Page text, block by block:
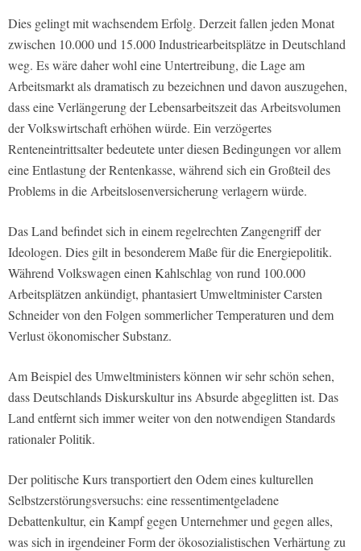
Dies gelingt mit wachsendem Erfolg. Derzeit fallen jeden Monat
zwischen 10.000 und 15.000 Industriearbeitsplätze in Deutschland
weg. Es wäre daher wohl eine Untertreibung, die Lage am
Arbeitsmarkt als dramatisch zu bezeichnen und davon auszugehen,
dass eine Verlängerung der Lebensarbeitszeit das Arbeitsvolumen
der Volkswirtschaft erhöhen würde. Ein verzögertes
Renteneintrittsalter bedeutete unter diesen Bedingungen vor allem
eine Entlastung der Rentenkasse, während sich ein Großteil des
Problems in die Arbeitslosenversicherung verlagern würde.
Das Land befindet sich in einem regelrechten Zangengriff der
Ideologen. Dies gilt in besonderem Maße für die Energiepolitik.
Während Volkswagen einen Kahlschlag von rund 100.000
Arbeitsplätzen ankündigt, phantasiert Umweltminister Carsten
Schneider von den Folgen sommerlicher Temperaturen und dem
Verlust ökonomischer Substanz.
Am Beispiel des Umweltministers können wir sehr schön sehen,
dass Deutschlands Diskurskultur ins Absurde abgeglitten ist. Das
Land entfernt sich immer weiter von den notwendigen Standards
rationaler Politik.
Der politische Kurs transportiert den Odem eines kulturellen
Selbstzerstörungsversuchs: eine ressentimentgeladene
Debattenkultur, ein Kampf gegen Unternehmer und gegen alles,
was sich in irgendeiner Form der ökosozialistischen Verhärtung zu